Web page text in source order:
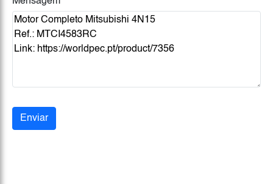
Enviar